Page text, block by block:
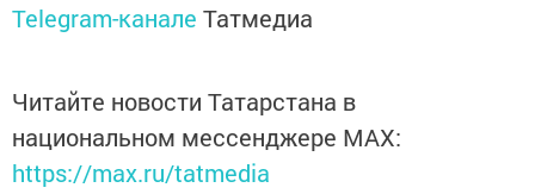
Telegram-канале Татмедиа
Читайте новости Татарстана в
национальном мессенджере MАХ:
https://max.ru/tatmedia